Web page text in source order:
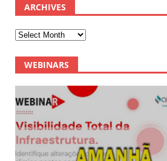
ARCHIVES
WEBINARS